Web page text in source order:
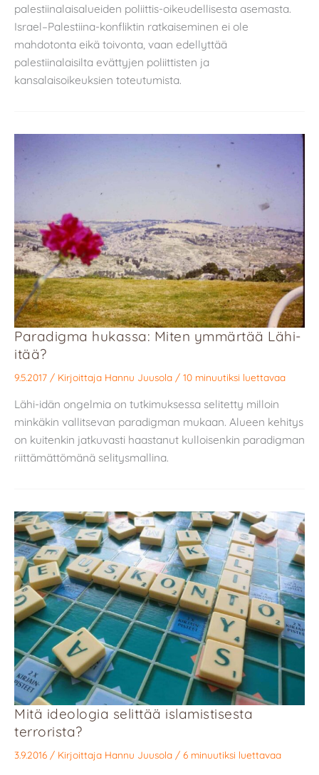
palestiinalaisalueiden poliittis-oikeudellisesta asemasta.
Israel–Palestiina-konfliktin ratkaiseminen ei ole
mahdotonta eikä toivonta, vaan edellyttää
palestiinalaisilta evättyjen poliittisten ja
kansalaisoikeuksien toteutumista.
Paradigma hukassa: Miten ymmärtää Lähi-
itää?
9.5.2017 / Kirjoittaja Hannu Juusola / 10 minuutiksi luettavaa
Lähi-idän ongelmia on tutkimuksessa selitetty milloin
minkäkin vallitsevan paradigman mukaan. Alueen kehitys
on kuitenkin jatkuvasti haastanut kulloisenkin paradigman
riittämättömänä selitysmallina.
Mitä ideologia selittää islamistisesta
terrorista?
3.9.2016 / Kirjoittaja Hannu Juusola / 6 minuutiksi luettavaa